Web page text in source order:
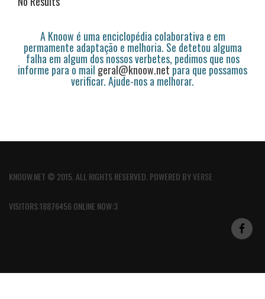
A Knoow é uma enciclopédia colaborativa e em
permamente adaptação e melhoria. Se detetou alguma
falha em algum dos nossos verbetes, pedimos que nos
informe para o mail geral@knoow.netpara que possamos
verificar. Ajude-nos a melhorar.
KNOOW.NET © 2015. ALL RIGHTS RESERVED. POWERED BYVERSE
VISITORS:18876456 ONLINE NOW:3